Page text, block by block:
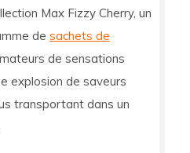
Max Fizzy Cherry, un
de sachets de
de sensations
explosion de saveurs
transportant dans un